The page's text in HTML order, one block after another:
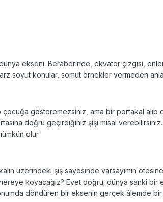
ekseni. Beraberinde, ekvator çizgisi,
soyut konular, somut örnekler vermeden
gösteremezsiniz, ama bir portakal
doğru geçirdiğiniz şişi misal
olur.
üzerindeki şiş sayesinde varsayımın
koyacağız? Evet doğru; dünya sanki
döndüren bir eksenin gerçek âlemde bir